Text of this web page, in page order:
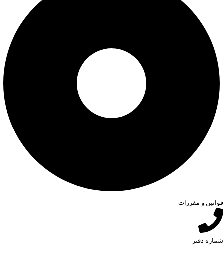
قوانین و مقررات
شماره دفتر